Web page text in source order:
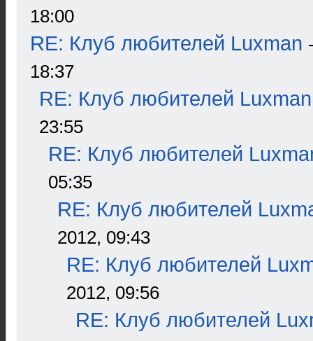
18:00
RE: Клуб любителей Luxman
18:37
RE: Клуб любителей Luxman
23:55
RE: Клуб любителей
05:35
RE: Клуб любителей
2012, 09:43
RE: Клуб любителей
2012, 09:56
RE: Клуб любителей